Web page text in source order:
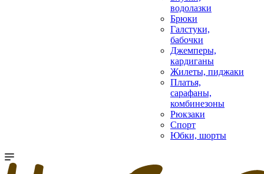
водолазки
Брюки
Галстуки,
бабочки
Джемперы,
кардиганы
Жилеты, пиджаки
Платья,
сарафаны,
комбинезоны
Рюкзаки
Спорт
Юбки, шорты